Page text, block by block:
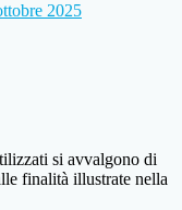
2025
si avvalgono di
finalità illustrate nella